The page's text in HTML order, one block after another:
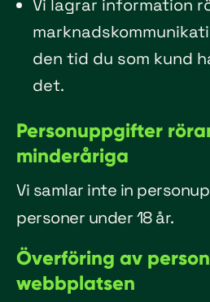
Vi lagrar information
den tid du som kund
det.
Personuppgifter
minderåriga
Vi samlar inte in
personer under 18 år.
Överföring av
webbplatsen